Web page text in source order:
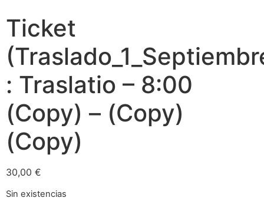
Ticket
: Traslatio – 8:00
(Copy) – (Copy)
(Copy)
30,00 €
Sin existencias